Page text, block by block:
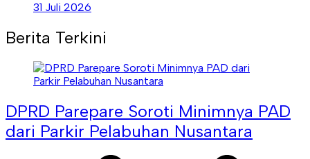
31 Juli 2026
Berita Terkini
DPRD Parepare Soroti Minimnya PAD
dari Parkir Pelabuhan Nusantara